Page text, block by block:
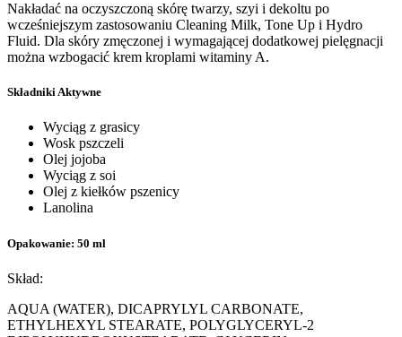
Nakładać na oczyszczoną skórę twarzy, szyi i dekoltu po
wcześniejszym zastosowaniu Cleaning Milk, Tone Up i Hydro
Fluid. Dla skóry zmęczonej i wymagającej dodatkowej pielęgnacji
można wzbogacić krem kroplami witaminy A.
Składniki Aktywne
Wyciąg z grasicy
Wosk pszczeli
Olej jojoba
Wyciąg z soi
Olej z kiełków pszenicy
Lanolina
Opakowanie: 50 ml
Skład:
AQUA (WATER), DICAPRYLYL CARBONATE,
ETHYLHEXYL STEARATE, POLYGLYCERYL-2